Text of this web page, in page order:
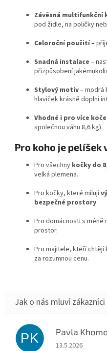
Závěsná multifunkční
pod židle, na poličky
Celoroční použití–
Snadná instalace –
přizpůsobení
Stylový motiv– modrá
hlaviček krásně doplní
Vhodné i pro více
společnou váhu 8,6 kg).
Pro koho je pelíšek
Pro všechny kočky do
velká plemena.
Pro kočky, které milují
bezpečné prostory.
Pro domácnosti s
prostor.
Pro majitele, kteří chtějí
za rozumnou cenu.
PK Pavla
Hodnocení
13.5.2026